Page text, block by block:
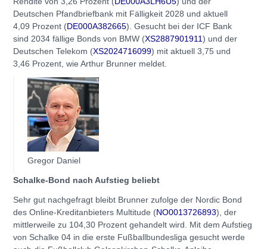
Deutschen Pfandbriefbank mit Fälligkeit 2028 und aktuell
4,09 Prozent (DE000A382665). Gesucht bei der ICF Bank
sind 2034 fällige Bonds von BMW (XS2887901911) und der
Deutschen Telekom (XS2024716099) mit aktuell 3,75 und
3,46 Prozent, wie Arthur Brunner meldet.
Gregor Daniel
Schalke-Bond nach Aufstieg beliebt
Sehr gut nachgefragt bleibt Brunner zufolge der Nordic Bond
des Online-Kreditanbieters Multitude (NO0013726893), der
mittlerweile zu 104,30 Prozent gehandelt wird. Mit dem Aufstieg
von Schalke 04 in die erste Fußballbundesliga gesucht werde